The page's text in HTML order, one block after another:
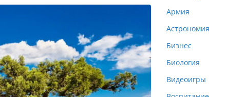
Армия
Астрономия
Бизнес
Биология
Видеоигры